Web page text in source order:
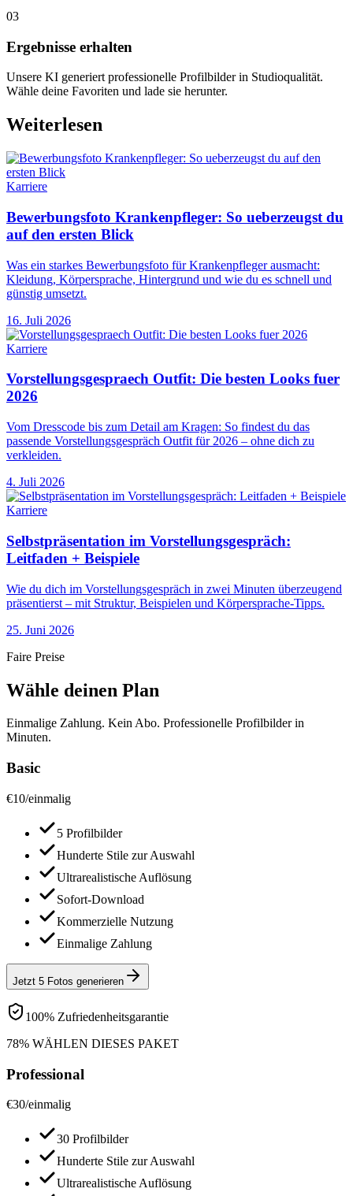
03
Ergebnisse erhalten
Unsere KI generiert professionelle Profilbilder in Studioqualität.
Wähle deine Favoriten und lade sie herunter.
Weiterlesen
Karriere
Bewerbungsfoto Krankenpfleger: So ueberzeugst du
auf den ersten Blick
Was ein starkes Bewerbungsfoto für Krankenpfleger ausmacht:
Kleidung, Körpersprache, Hintergrund und wie du es schnell und
günstig umsetzt.
16. Juli 2026
Karriere
Vorstellungsgespraech Outfit: Die besten Looks fuer
2026
Vom Dresscode bis zum Detail am Kragen: So findest du das
passende Vorstellungsgespräch Outfit für 2026 – ohne dich zu
verkleiden.
4. Juli 2026
Karriere
Selbstpräsentation im Vorstellungsgespräch:
Leitfaden + Beispiele
Wie du dich im Vorstellungsgespräch in zwei Minuten überzeugend
präsentierst – mit Struktur, Beispielen und Körpersprache-Tipps.
25. Juni 2026
Faire Preise
Wähle deinen Plan
Einmalige Zahlung. Kein Abo. Professionelle Profilbilder in
Minuten.
Basic
€10/einmalig
5 Profilbilder
Hunderte Stile zur Auswahl
Ultrarealistische Auflösung
Sofort-Download
Kommerzielle Nutzung
Einmalige Zahlung
Jetzt 5 Fotos generieren
100% Zufriedenheitsgarantie
78% WÄHLEN DIESES PAKET
Professional
€30/einmalig
30 Profilbilder
Hunderte Stile zur Auswahl
Ultrarealistische Auflösung